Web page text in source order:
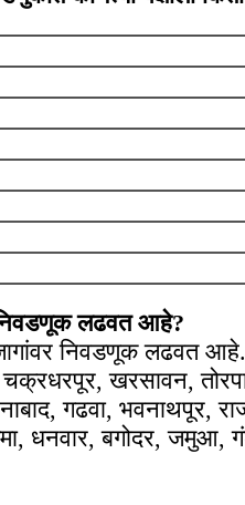
निवडणूक लढवत आहे?
निवडणूक लढवत आहे.
खरसावन,
गढवा, भवनाथपूर,
धनवार, बगोदर, जमुआ,